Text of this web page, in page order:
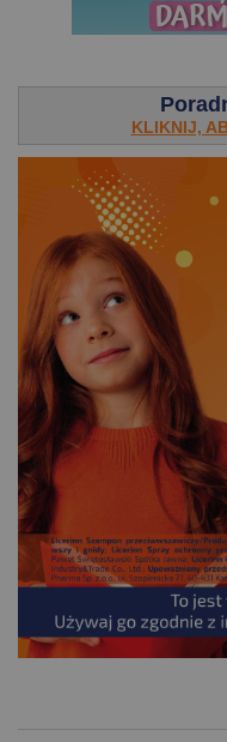
KLIKNIJ,